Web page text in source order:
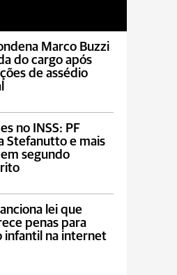
Marco Buzzi
do cargo após
de assédio
no INSS: PF
Stefanutto e mais
segundo
lei que
penas para
infantil na internet